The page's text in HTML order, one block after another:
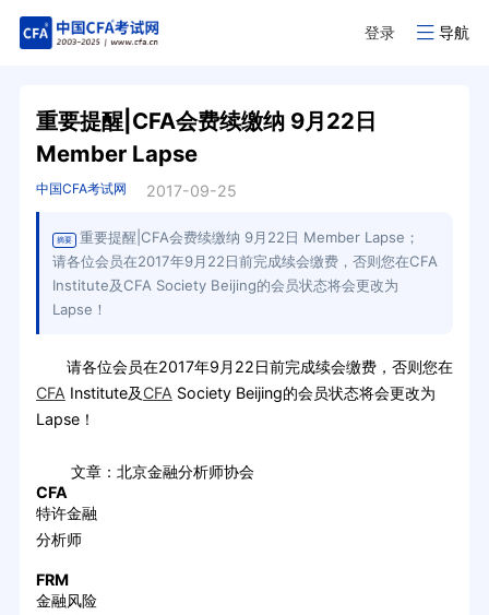
登录 导航
重要提醒|CFA会费续缴纳 9月22日
Member Lapse
中国CFA考试网 2017-09-25
摘要
重要提醒|CFA会费续缴纳 9月22日 Member Lapse；
请各位会员在2017年9月22日前完成续会缴费，否则您在CFA
Institute及CFA Society Beijing的会员状态将会更改为
Lapse！
请各位会员在2017年9月22日前完成续会缴费，否则您在
CFA Institute及CFA Society Beijing的会员状态将会更改为
Lapse！
文章：北京金融分析师协会
CFA
特许金融
分析师
FRM
金融风险